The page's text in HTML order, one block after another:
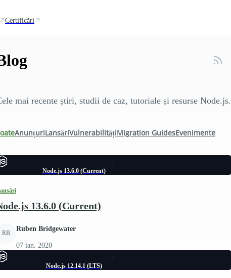
Certificări
mai recente știri, studii de caz, tutoriale și resurse Node.js.
AnunțuriLansăriVulnerabilitățiMigration GuidesEvenimente
Node.js 13.6.0 (Current)
13.6.0 (Current)
RB
Ruben Bridgewater
07 ian. 2020
Node.js 12.14.1 (LTS)